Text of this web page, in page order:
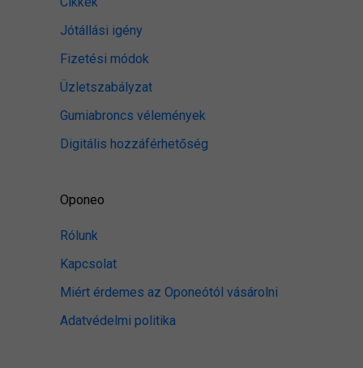
Jótállási igény
Fizetési módok
Üzletszabályzat
Gumiabroncs vélemények
Digitális hozzáférhetőség
Oponeo
Rólunk
Kapcsolat
Miért érdemes az Oponeótól vásárolni
Adatvédelmi politika